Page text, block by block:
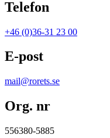
Telefon
+46 (0)36-31 23 00
E-post
mail@rorets.se
Org. nr
556380-5885